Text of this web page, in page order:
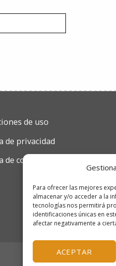
Para ofrecer las mejores
almacenar y/o acceder a la
tecnologías nos permitirá
identificaciones únicas en
afectar negativamente a
ACEPTAR
de uso
de privacidad
de cookies